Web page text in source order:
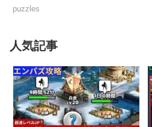
puzzles
人気記事